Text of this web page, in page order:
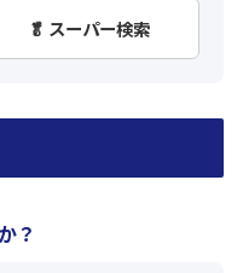
🥬 スーパー検索
？